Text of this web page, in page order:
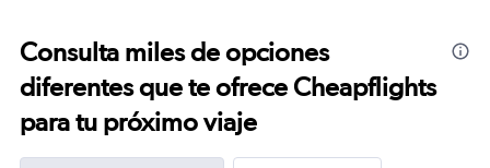
Consulta miles de opciones
diferentes que te ofrece Cheapflights
para tu próximo viaje